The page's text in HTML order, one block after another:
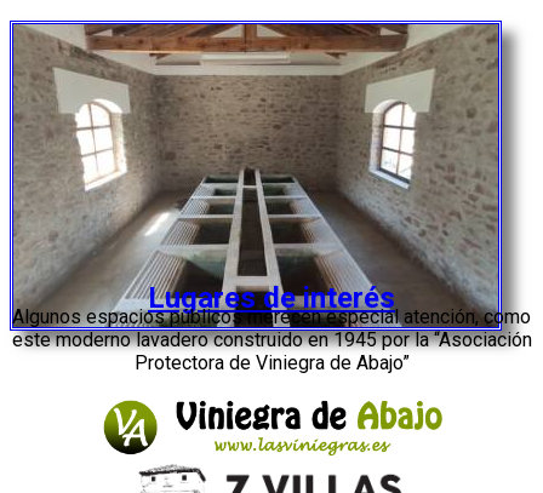
Lugares de interés
Algunos espacios públicos merecen especial atención, como
este moderno lavadero construido en 1945 por la “Asociación
Protectora de Viniegra de Abajo”